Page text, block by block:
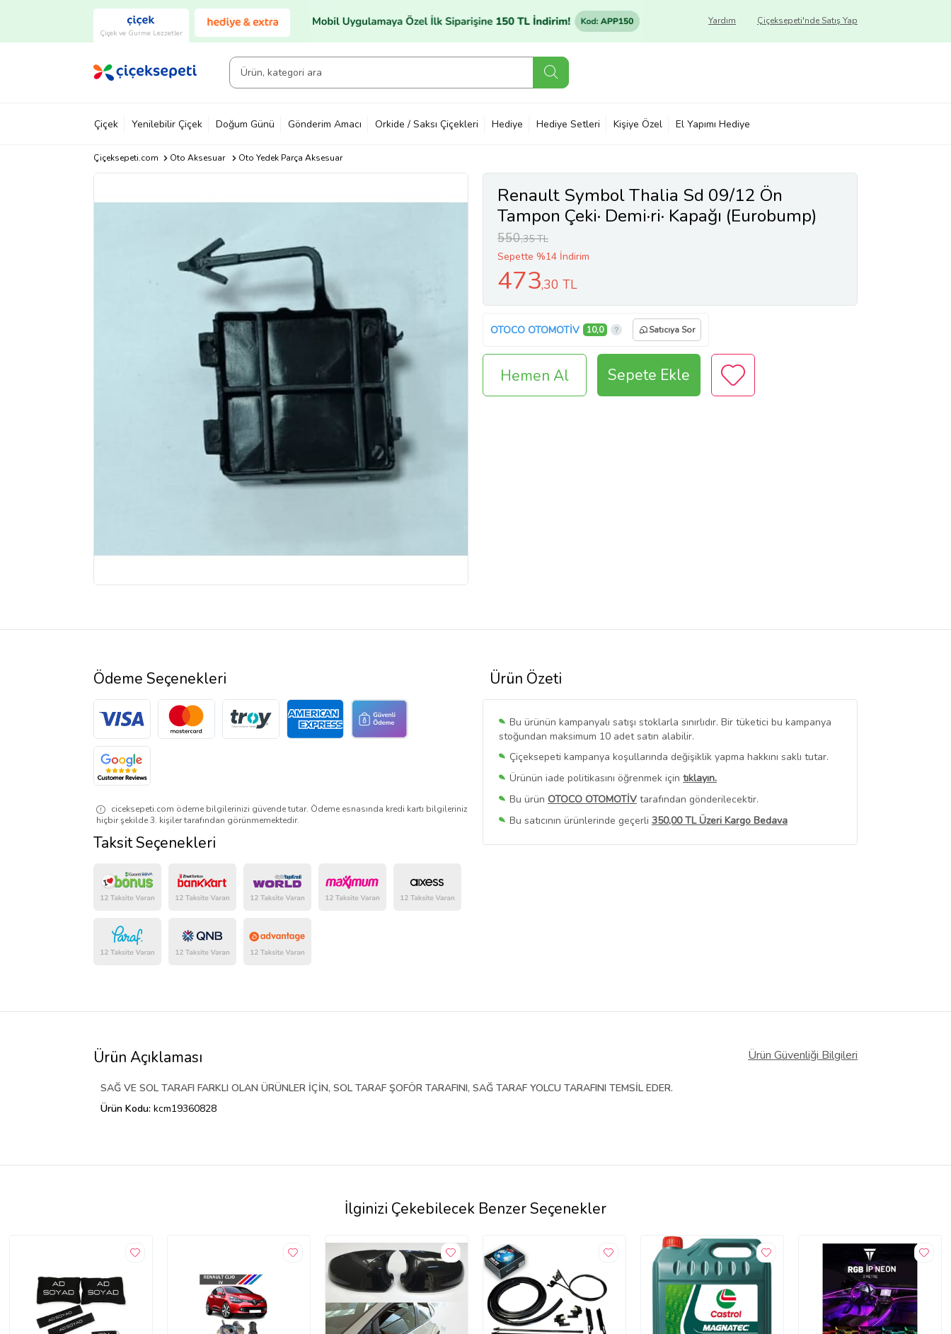
Çiçek ve Gurme Lezzetler
Çiçeksepeti'nde Satış Yap
Yardım
Çiçek Yenilebilir Çiçek Doğum Günü Gönderim Amacı Orkide / Saksı Çiçekleri Hediye Hediye Setleri Kişiye Özel El Yapımı Hediye
Çiçeksepeti.com Oto Aksesuar Oto Yedek Parça Aksesuar
Renault Symbol Thalia Sd 09/12 Ön
Tampon Çeki· Demi·ri· Kapağı (Eurobump)
550,35 TL
Sepette %14 İndirim
473,30 TL
OTOCO OTOMOTİV 10,0 Satıcıya Sor
Hemen Al Sepete Ekle
Ürün Özeti
Bu ürünün kampanyalı satışı stoklarla sınırlıdır. Bir tüketici bu kampanya
stoğundan maksimum 10 adet satın alabilir.
Çiçeksepeti kampanya koşullarında değişiklik yapma hakkını saklı tutar.
Ürünün iade politikasını öğrenmek için tıklayın.
Bu ürün OTOCO OTOMOTİV tarafından gönderilecektir.
Bu satıcının ürünlerinde geçerli 350,00 TL Üzeri Kargo Bedava
Bu SatıcınınTüm Ürünlerini Görüntüle
Ödeme Seçenekleri
ciceksepeti.com ödeme bilgilerinizi güvende tutar. Ödeme esnasında kredi kartı bilgileriniz
hiçbir şekilde 3. kişiler tarafından görünmemektedir.
Taksit Seçenekleri
Ürün Açıklaması Ürün Güvenliği Bilgileri
SAĞ VE SOL TARAFI FARKLI OLAN ÜRÜNLER İÇİN, SOL TARAF ŞOFÖR TARAFINI, SAĞ TARAF YOLCU TARAFINI TEMSİL EDER.
Ürün Kodu: kcm19360828
İlginizi Çekebilecek Benzer Seçenekler